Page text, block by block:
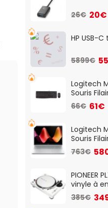
26€ 20€
HP USB-
5899€
Logitech
Souris
Optique
And Play,
QWERTY
66€ 61€
Logitech
Souris
Optique
And Play,
QWERTY
763€
PIONEER
vinyle à
vitesses
pre-ampli
385€